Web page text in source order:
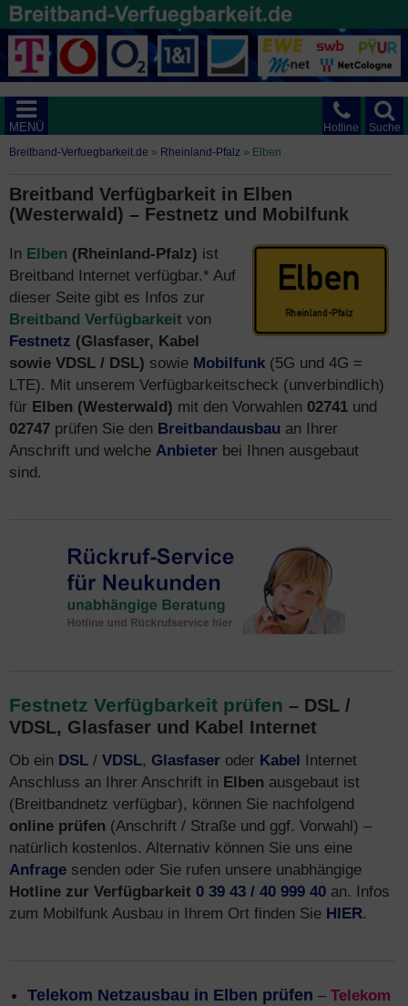
Suche
Hotline
MENÜ
Breitband-Verfuegbarkeit.de » Rheinland-Pfalz » Elben
Breitband Verfügbarkeit in Elben
(Westerwald) – Festnetz und Mobilfunk
In Elben (Rheinland-Pfalz) ist
Breitband Internet verfügbar.* Auf
dieser Seite gibt es Infos zur
Breitband Verfügbarkeit von
Festnetz (Glasfaser, Kabel
sowie VDSL / DSL) sowie Mobilfunk (5G und 4G =
LTE). Mit unserem Verfügbarkeitscheck (unverbindlich)
für Elben (Westerwald) mit den Vorwahlen 02741 und
02747 prüfen Sie den Breitbandausbau an Ihrer
Anschrift und welche Anbieter bei Ihnen ausgebaut
sind.
Festnetz Verfügbarkeit prüfen – DSL /
VDSL, Glasfaser und Kabel Internet
Ob ein DSL / VDSL, Glasfaser oder Kabel Internet
Anschluss an Ihrer Anschrift in Elben ausgebaut ist
(Breitbandnetz verfügbar), können Sie nachfolgend
online prüfen (Anschrift / Straße und ggf. Vorwahl) –
natürlich kostenlos. Alternativ können Sie uns eine
Anfrage senden oder Sie rufen unsere unabhängige
Hotline zur Verfügbarkeit 0 39 43 / 40 999 40 an. Infos
zum Mobilfunk Ausbau in Ihrem Ort finden Sie HIER.
Telekom Netzausbau in Elben prüfen – Telekom